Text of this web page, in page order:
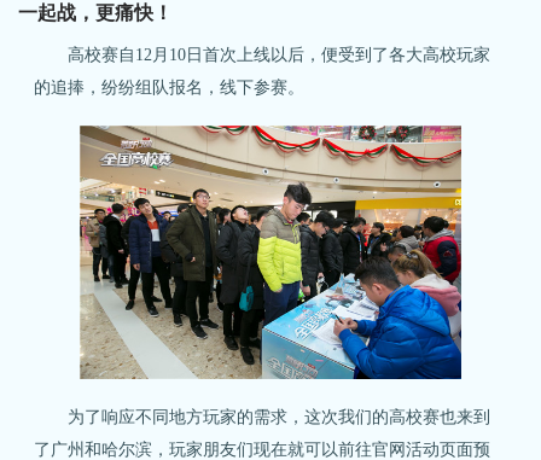
一起战，更痛快！
高校赛自12月10日首次上线以后，便受到了各大高校玩家
的追捧，纷纷组队报名，线下参赛。
为了响应不同地方玩家的需求，这次我们的高校赛也来到
了广州和哈尔滨，玩家朋友们现在就可以前往官网活动页面预